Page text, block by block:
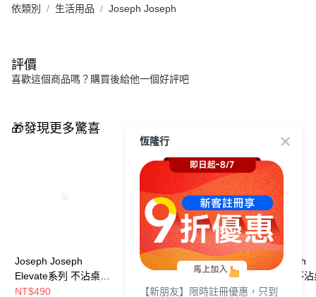
依類別 生活用品 Joseph Joseph
評價
喜歡這個商品嗎？購買後給他一個好評吧
🎁發現更多驚喜
Joseph Joseph
Elevate系列 不沾桌矽
膠窄口餐夾
NT$490
Joseph Joseph
Elevate系列 不沾桌矽
膠料理鏟杓5件組(附立
NT$2,990
Joseph Joseph
Elevate系列 不沾
膠料理鏟杓3件組
NT$1,990
恆隆行
【新朋友】限時註冊優惠，只到